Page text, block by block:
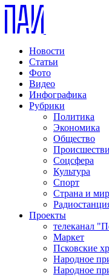
Новости
Статьи
Фото
Видео
Инфографика
Рубрики
Политика
Экономика
Общество
Соцсфера
Культура
Спорт
Страна и мир
Проекты
телеканал
Маркет
Псковские
Народное
Народное